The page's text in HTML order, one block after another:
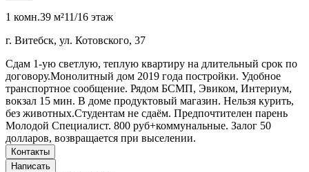
1 комн.39 м²11/16 этаж
г. Витебск, ул. Котовского, 37
Сдам 1-ую светлую, теплую квартиру на длительный срок по
договору.Монолитный дом 2019 года постройки. Удобное
транспортное сообщение. Рядом БСМП, Эвиком, Интериум,
вокзал 15 мин. В доме продуктовый магазин. Нельзя курить,
без животных.Студентам не сдаём. Предпочтителен парень
Молодой Специалист. 800 руб+коммунальные. Залог 50
долларов, возвращается при выселении.
Контакты
Написать